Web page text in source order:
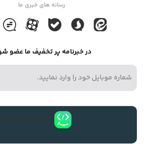
رسانه های خبری ما
در خبرنامه پر تخفیف ما عضو